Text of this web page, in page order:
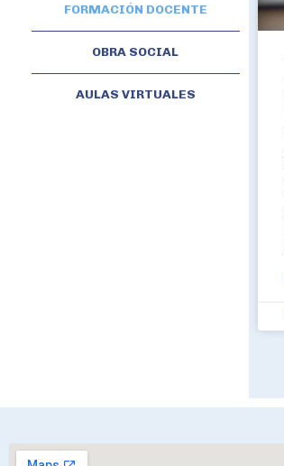
FORMACIÓN DOCENTE
OBRA SOCIAL
AULAS VIRTUALES